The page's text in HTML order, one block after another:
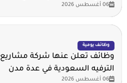
06 أغسطس 2026
وظائف يومية
وظائف تعلن عنها شركة مشاريع
الترفيه السعودية في عدة مدن
06 أغسطس 2026